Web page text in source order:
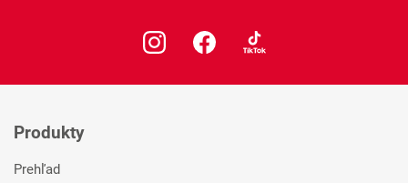
Produkty
Prehľad